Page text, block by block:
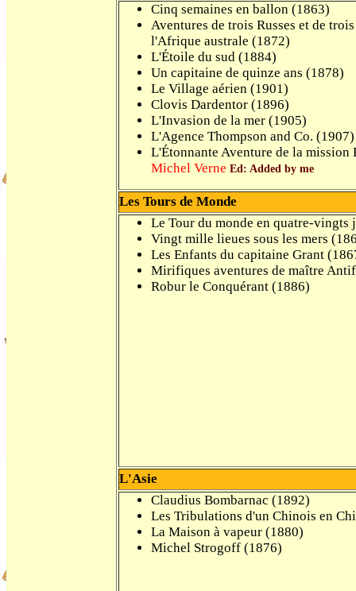
Cinq semaines en ballon (1863)
Aventures de trois Russes et de
l'Afrique australe (1872)
L'Étoile du sud (1884)
Un capitaine de quinze ans (1878)
Le Village aérien (1901)
Clovis Dardentor (1896)
L'Invasion de la mer (1905)
L'Agence Thompson and Co. (1907)
L'Étonnante Aventure de la mission
Michel Verne Ed: Added by me
Les Tours de Monde
Le Tour du monde en quatre-vingts
Vingt mille lieues sous les mers
Les Enfants du capitaine Grant
Mirifiques aventures de maître
Robur le Conquérant (1886)
L'Asie
Claudius Bombarnac (1892)
Les Tribulations d'un Chinois en
La Maison à vapeur (1880)
Michel Strogoff (1876)